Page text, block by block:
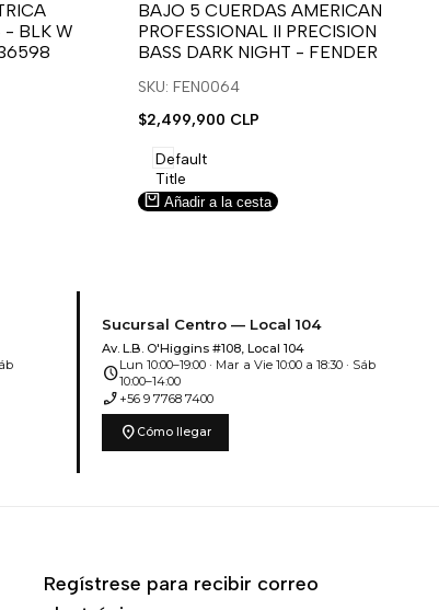
- BLK W
para
usar
la
lista
deseos.
para
usar
Compare
BAJO 5 CUERDAS AMERICAN
PROFESSIONAL II PRECISION
BASS DARK NIGHT - FENDER
SKU: FEN0064
Precio
venta
$2,499,900 CLP
Default
Title
Añadir a la cesta
Sucursal Centro — Local 104
Av. L.B. O'Higgins #108, Local 104
scheduleLun 10:00–19:00 · Mar a Vie 10:00 a 18:30 · Sáb
10:00–14:00
phone_enabled +56 9 7768 7400
location_on Cómo llegar
Regístrese para recibir correo